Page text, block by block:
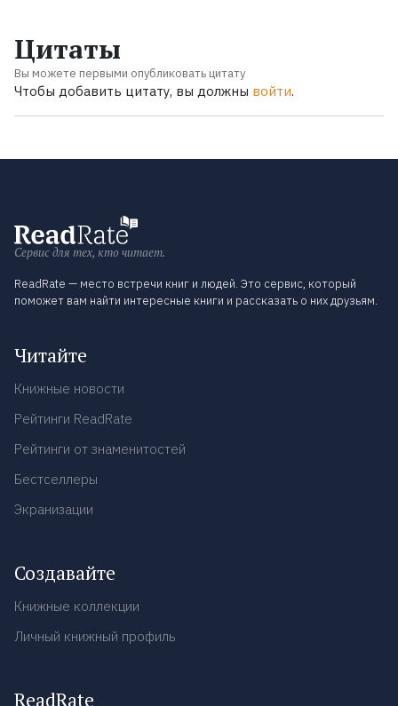
Цитаты
Вы можете первыми опубликовать цитату
Чтобы добавить цитату, вы должны войти.
Сервис для тех, кто читает.
ReadRate — место встречи книг и людей. Это сервис, который
поможет вам найти интересные книги и рассказать о них друзьям.
Читайте
Книжные новости
Рейтинги ReadRate
Рейтинги от знаменитостей
Бестселлеры
Экранизации
Создавайте
Книжные коллекции
Личный книжный профиль
ReadRate